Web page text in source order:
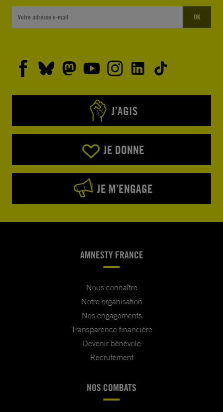
OK
J’AGIS
JE DONNE
JE M’ENGAGE
AMNESTY FRANCE
Nous connaître
Notre organisation
Nos engagements
Transparence financière
Devenir bénévole
Recrutement
NOS COMBATS